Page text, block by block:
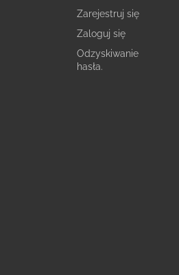
Zarejestruj się
Zaloguj się
Odzyskiwanie
hasła.